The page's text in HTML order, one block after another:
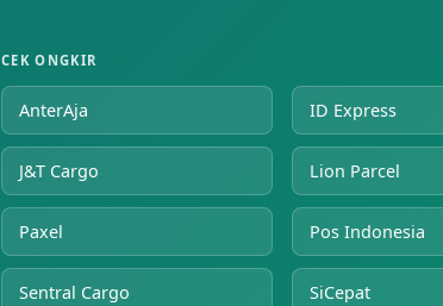
CEK ONGKIR
AnterAja ID Express
J&T Cargo Lion Parcel
Paxel Pos Indonesia
Sentral Cargo SiCepat